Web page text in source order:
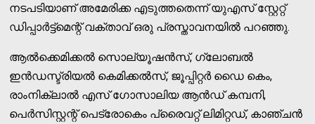
നടപടിയാണ് അമേരിക്ക എടുത്തതെന്ന് യുഎസ് സ്റ്റേറ്റ്
ഡിപ്പാര്‍ട്ട്മെന്റ് വക്താവ് ഒരു പ്രസ്താവനയില്‍ പറഞ്ഞു.
ആല്‍ക്കെമിക്കല്‍ സൊല്യൂഷന്‍സ്, ഗ്ലോബല്‍
ഇന്‍ഡസ്ട്രിയല്‍ കെമിക്കല്‍സ്, ജൂപ്പിറ്റര്‍ ഡൈ കെം,
രാംനിക്ലാല്‍ എസ് ഗോസാലിയ ആന്‍ഡ് കമ്പനി,
പെര്‍സിസ്റ്റന്റ് പെട്രോകെം പ്രൈവറ്റ് ലിമിറ്റഡ്, കാഞ്ചന്‍